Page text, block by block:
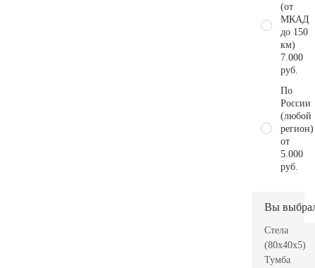
(от
МКАД
до 150
км)
7.000
руб.
По
России
(любой
регион)
от
5.000
руб.
Вы
Стела
(80x40x5)
Тумба